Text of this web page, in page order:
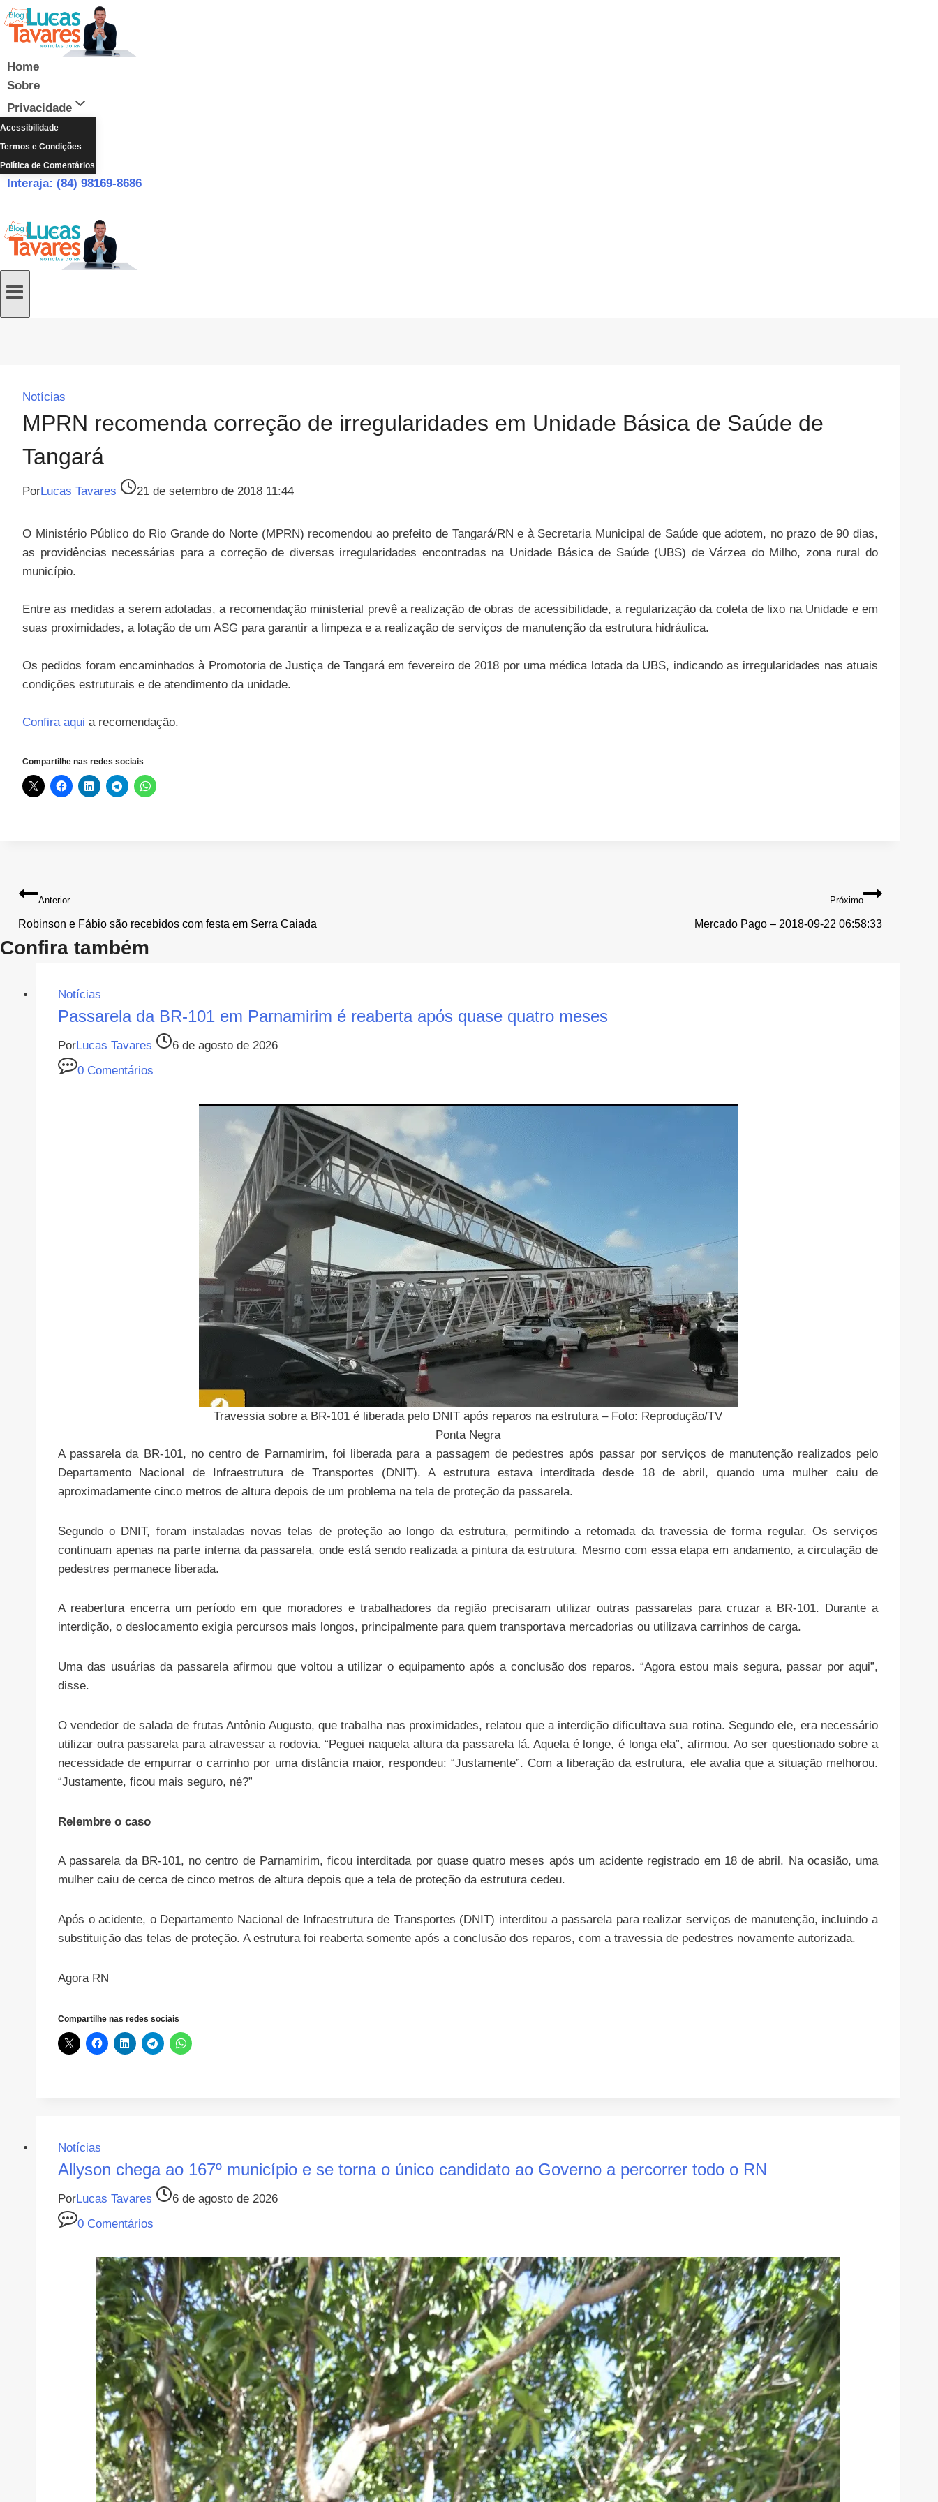
Pular
para
Conteúdo
Home
Sobre
Privacidade
Acessibilidade
Termos e Condições
Política de Comentários
Interaja: (84) 98169-8686
Notícias
MPRN recomenda correção de irregularidades em Unidade Básica de Saúde de
Tangará
PorLucas Tavares 21 de setembro de 2018 11:44
O Ministério Público do Rio Grande do Norte (MPRN) recomendou ao prefeito de Tangará/RN e à Secretaria Municipal de Saúde que adotem, no prazo de 90 dias,
as providências necessárias para a correção de diversas irregularidades encontradas na Unidade Básica de Saúde (UBS) de Várzea do Milho, zona rural do
município.
Entre as medidas a serem adotadas, a recomendação ministerial prevê a realização de obras de acessibilidade, a regularização da coleta de lixo na Unidade e em
suas proximidades, a lotação de um ASG para garantir a limpeza e a realização de serviços de manutenção da estrutura hidráulica.
Os pedidos foram encaminhados à Promotoria de Justiça de Tangará em fevereiro de 2018 por uma médica lotada da UBS, indicando as irregularidades nas atuais
condições estruturais e de atendimento da unidade.
Confira aqui a recomendação.
Compartilhe nas redes sociais
Navegação
de
Post
Anterior
Robinson e Fábio são recebidos com festa em Serra Caiada
Próximo
Mercado Pago – 2018-09-22 06:58:33
Confira também
Notícias
Passarela da BR-101 em Parnamirim é reaberta após quase quatro meses
PorLucas Tavares
6 de agosto de 2026
0 Comentários
Travessia sobre a BR-101 é liberada pelo DNIT após reparos na estrutura – Foto: Reprodução/TV
Ponta Negra
A passarela da BR-101, no centro de Parnamirim, foi liberada para a passagem de pedestres após passar por serviços de manutenção realizados pelo
Departamento Nacional de Infraestrutura de Transportes (DNIT). A estrutura estava interditada desde 18 de abril, quando uma mulher caiu de
aproximadamente cinco metros de altura depois de um problema na tela de proteção da passarela.
Segundo o DNIT, foram instaladas novas telas de proteção ao longo da estrutura, permitindo a retomada da travessia de forma regular. Os serviços
continuam apenas na parte interna da passarela, onde está sendo realizada a pintura da estrutura. Mesmo com essa etapa em andamento, a circulação de
pedestres permanece liberada.
A reabertura encerra um período em que moradores e trabalhadores da região precisaram utilizar outras passarelas para cruzar a BR-101. Durante a
interdição, o deslocamento exigia percursos mais longos, principalmente para quem transportava mercadorias ou utilizava carrinhos de carga.
Uma das usuárias da passarela afirmou que voltou a utilizar o equipamento após a conclusão dos reparos. “Agora estou mais segura, passar por aqui”,
disse.
O vendedor de salada de frutas Antônio Augusto, que trabalha nas proximidades, relatou que a interdição dificultava sua rotina. Segundo ele, era necessário
utilizar outra passarela para atravessar a rodovia. “Peguei naquela altura da passarela lá. Aquela é longe, é longa ela”, afirmou. Ao ser questionado sobre a
necessidade de empurrar o carrinho por uma distância maior, respondeu: “Justamente”. Com a liberação da estrutura, ele avalia que a situação melhorou.
“Justamente, ficou mais seguro, né?”
Relembre o caso
A passarela da BR-101, no centro de Parnamirim, ficou interditada por quase quatro meses após um acidente registrado em 18 de abril. Na ocasião, uma
mulher caiu de cerca de cinco metros de altura depois que a tela de proteção da estrutura cedeu.
Após o acidente, o Departamento Nacional de Infraestrutura de Transportes (DNIT) interditou a passarela para realizar serviços de manutenção, incluindo a
substituição das telas de proteção. A estrutura foi reaberta somente após a conclusão dos reparos, com a travessia de pedestres novamente autorizada.
Agora RN
Compartilhe nas redes sociais
Notícias
Allyson chega ao 167º município e se torna o único candidato ao Governo a percorrer todo o RN
PorLucas Tavares
6 de agosto de 2026
0 Comentários